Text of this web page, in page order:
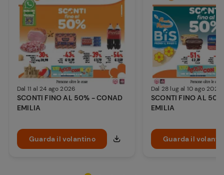
Dal 11 al 24 ago 2026
SCONTI FINO AL 50% - CONAD
EMILIA
Guarda il volantino
Dal 28 lug al 10 ago 2026
SCONTI FINO AL
EMILIA
Guarda il